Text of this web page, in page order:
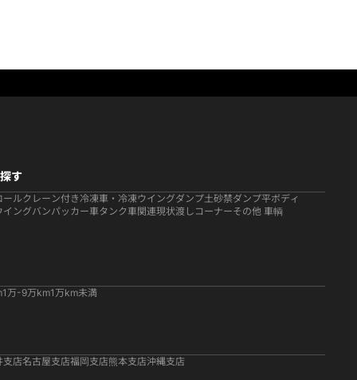
す
ールクレーン付き 冷凍車・冷凍ウイングダンプ土砂禁ダンプ平ボディ
イングバンパッカー車タンク車関連現状渡しコーナーその他 車輌
1万-9万km1万km未満
支店名古屋支店福岡支店熊本支店沖縄支店